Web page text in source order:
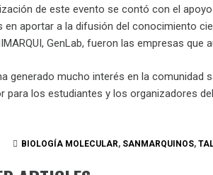
de este evento se contó con el
en aportar a la difusión del conocimiento
GenLab, fueron las empresas que
generado mucho interés en la comunidad
para los estudiantes y los organizadores
BIOLOGÍA MOLECULAR, SANMARQUINOS,